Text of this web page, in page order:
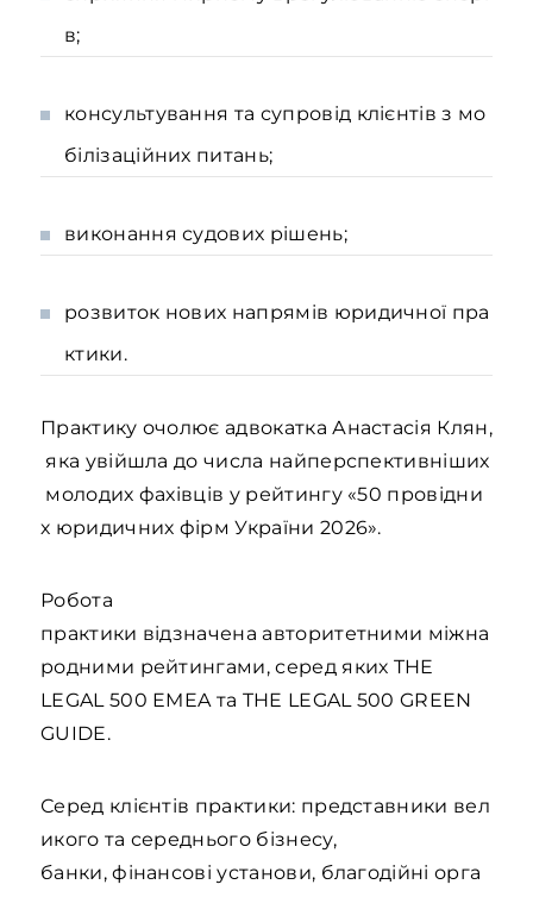
в;
консультування та супровід клієнтів з мо
білізаційних питань;
виконання судових рішень;
розвиток нових напрямів юридичної пра
ктики.
Практику очолює адвокатка Анастасія Клян,
яка увійшла до числа найперспективніших
молодих фахівців у рейтингу «50 провідни
х юридичних фірм України 2026».
Робота
практики відзначена авторитетними міжна
родними рейтингами, серед яких THE
LEGAL 500 EMEA та THE LEGAL 500 GREEN
GUIDE.
Серед клієнтів практики: представники вел
икого та середнього бізнесу,
банки, фінансові установи, благодійні орга